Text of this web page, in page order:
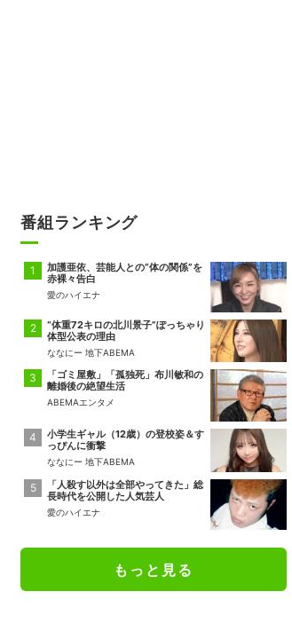
番組ランキング
加護亜依、芸能人との“体の関係”を
赤裸々告白
愛のハイエナ
“体重72キロの北川景子”ぽっちゃり
体型公表の理由
ななにー 地下ABEMA
「ゴミ屋敷」「孤独死」布川敏和の
離婚後の絶望生活
ABEMAエンタメ
小学生ギャル（12歳）の登校姿＆す
っぴんに衝撃
ななにー 地下ABEMA
「人殺す以外は全部やってきた」総
長時代を公開した人気芸人
愛のハイエナ
もっと見る